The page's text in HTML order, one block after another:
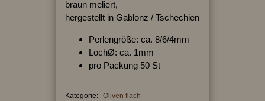
braun meliert,
hergestellt in Gablonz / Tschechien
Perlengröße: ca. 8/6/4mm
LochØ: ca. 1mm
pro Packung 50 St
Kategorie: Oliven flach